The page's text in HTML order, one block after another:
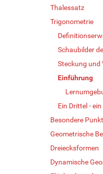
Thalessatz
Trigonometrie
Schaubilder
Steckung und
Einführung
Ein Drittel - ein
Besondere
Geometrische
Dreiecksformen
Dynamische